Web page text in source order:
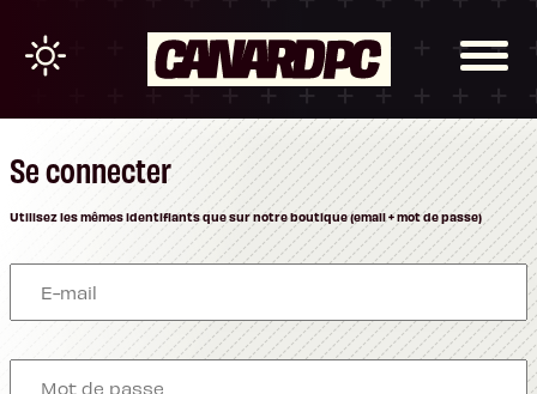
Se connecter
Utilisez les mêmes identifiants que sur notre boutique (email + mot de passe)